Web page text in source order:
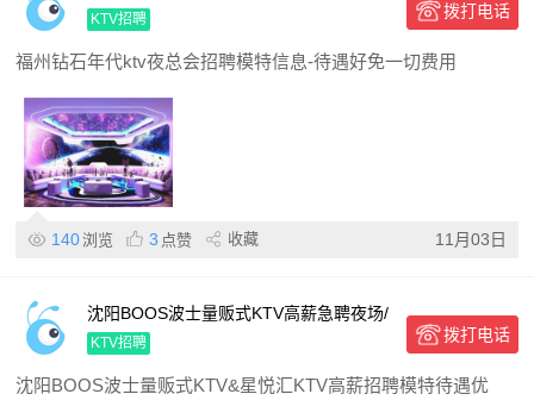
结薪资待遇优,免一切费用,形象气质佳优
先
KTV招聘 拨打电话
福州钻石年代ktv夜总会招聘模特信息-待遇好免一切费用
140浏览 3 点赞 收藏 11月03日
沈阳BOOS波士量贩式KTV高薪急聘夜场/
模特,日结包住宿,需求大待遇优,轻松赚
KTV招聘 拨打电话
沈阳BOOS波士量贩式KTV&星悦汇KTV高薪招聘模特待遇优